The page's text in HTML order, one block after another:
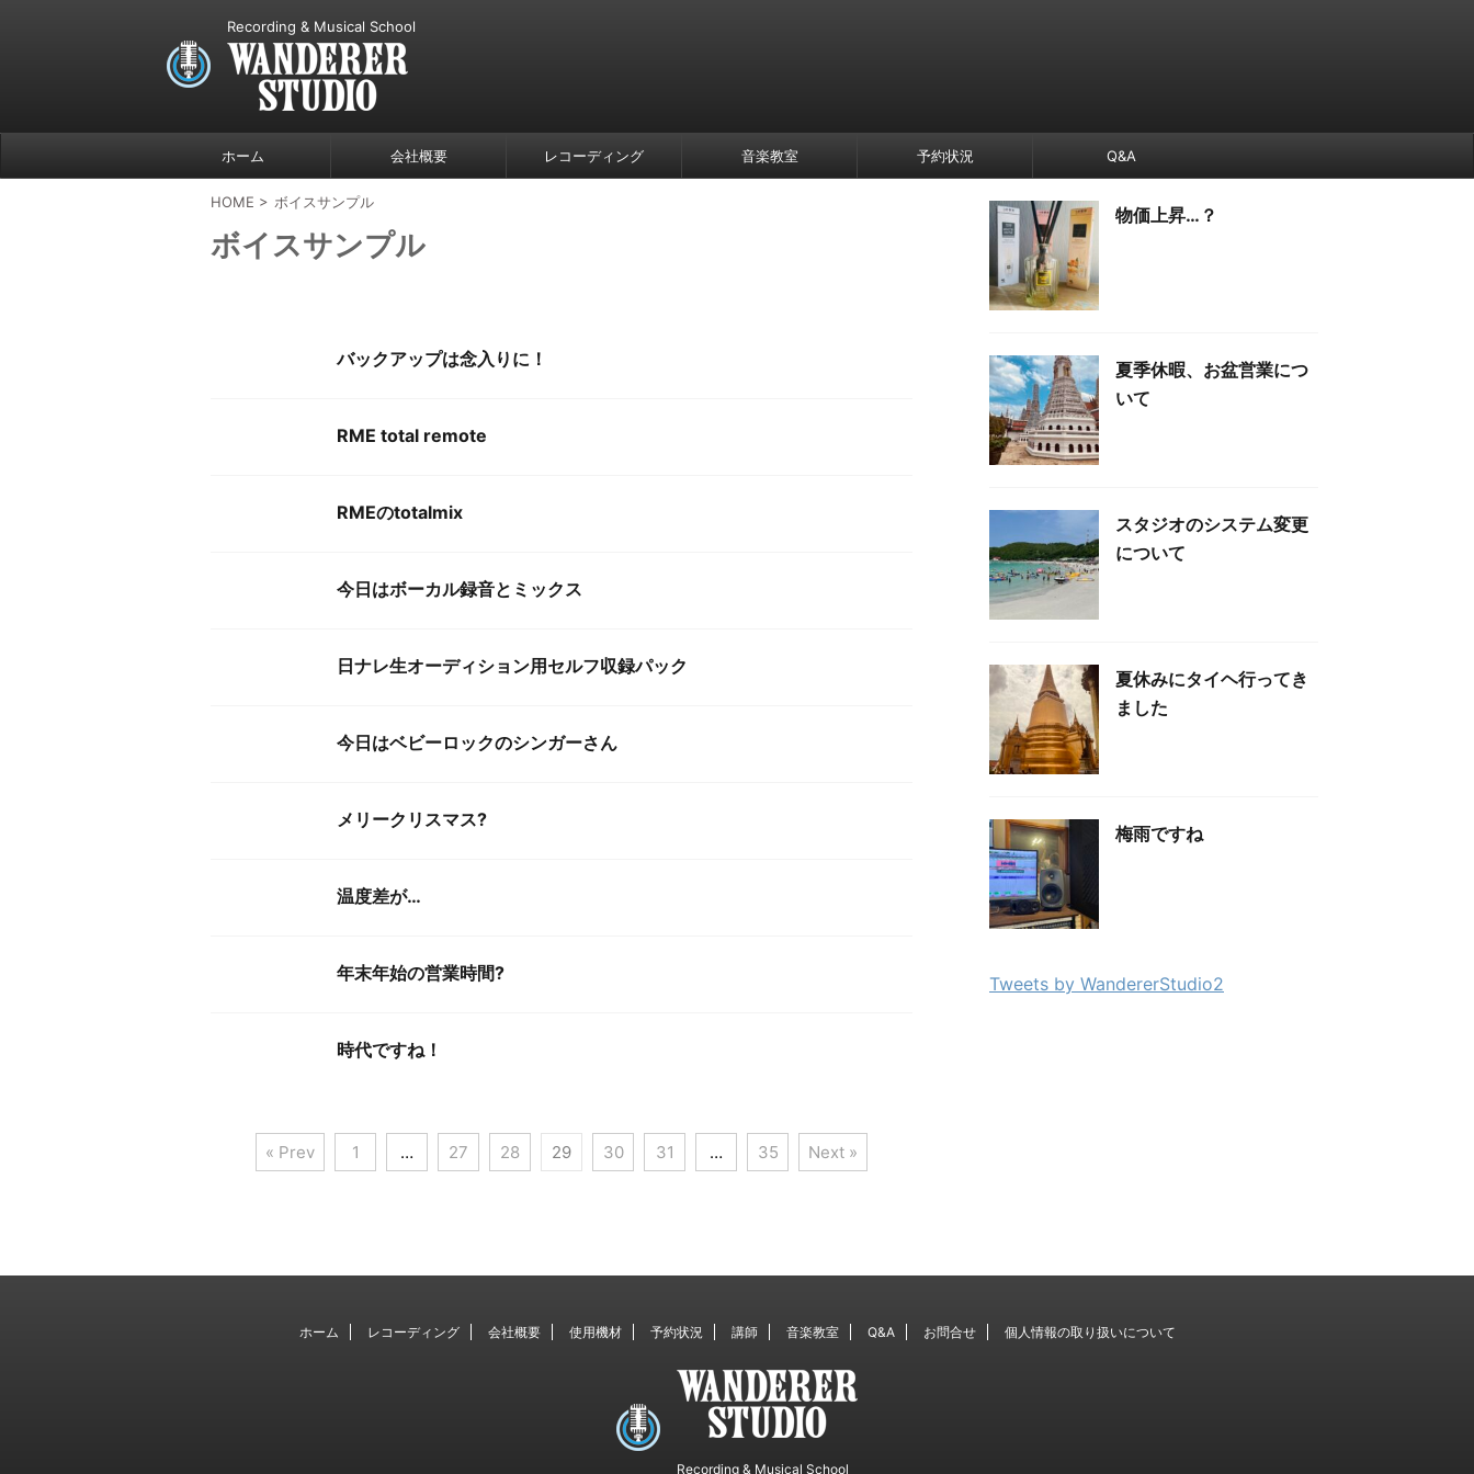
Recording & Musical School
ホーム 会社概要 レコーディング 音楽教室 予約状況 Q&A
HOME > ボイスサンプル
ボイスサンプル
バックアップは念入りに！
RME total remote
RMEのtotalmix
今日はボーカル録音とミックス
日ナレ生オーディション用セルフ収録パック
今日はベビーロックのシンガーさん
メリークリスマス?
温度差が…
年末年始の営業時間?
時代ですね！
« Prev 1 … 27 28 29 30 31 … 35 Next »
物価上昇…？
夏季休暇、お盆営業につ
いて
スタジオのシステム変更
について
夏休みにタイヘ行ってき
ました
梅雨ですね
Tweets by WandererStudio2
ホーム レコーディング 会社概要 使用機材 予約状況 講師 音楽教室 Q&A お問合せ 個人情報の取り扱いについて
Recording & Musical School